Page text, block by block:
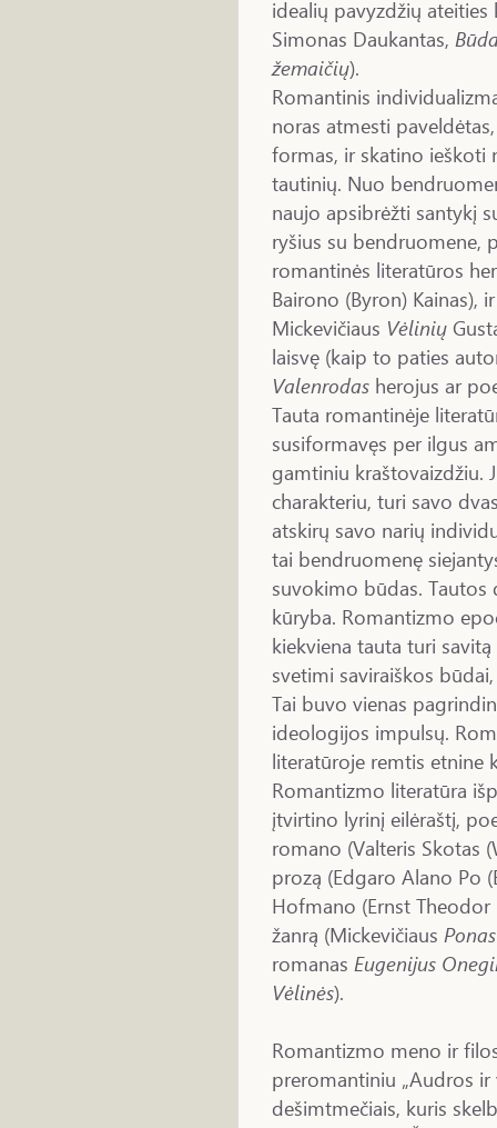
idealių pavyzdžių
Simonas Daukantas,
žemaičių).
Romantinis
noras atmesti
formas, ir skatino ieškoti
tautinių. Nuo
naujo apsibrėžti santykį
ryšius su bendruomene,
romantinės literatūros
Bairono (Byron) Kainas),
Mickevičiaus Vėlinių
laisvę (kaip to paties
Valenrodas herojus ar
Tauta romantinėje
susiformavęs per ilgus
gamtiniu kraštovaizdžiu.
charakteriu, turi savo
atskirų savo narių
tai bendruomenę
suvokimo būdas. Tautos
kūryba. Romantizmo
kiekviena tauta turi
svetimi saviraiškos
Tai buvo vienas
ideologijos impulsų.
literatūroje remtis etnine
Romantizmo literatūra
įtvirtino lyrinį eilėraštį,
romano (Valteris Skotas
prozą (Edgaro Alano Po
Hofmano (Ernst
žanrą (Mickevičiaus
romanas Eugenijus
Vėlinės).
Romantizmo meno ir
preromantiniu „Audros ir
dešimtmečiais, kuris